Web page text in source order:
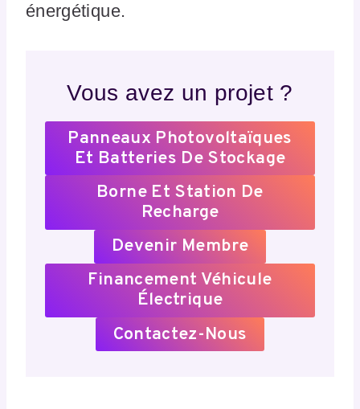
énergétique.
Vous avez un projet ?
Panneaux Photovoltaïques
Et Batteries De Stockage
Borne Et Station De
Recharge
Devenir Membre
Financement Véhicule
Électrique
Contactez-Nous